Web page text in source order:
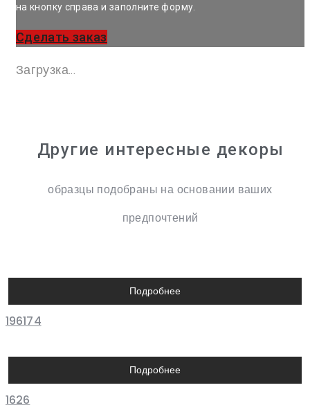
на кнопку справа и заполните форму.
Сделать заказ
Загрузка...
Другие интересные декоры
образцы подобраны на основании ваших
предпочтений
Подробнее
196174
Подробнее
1626